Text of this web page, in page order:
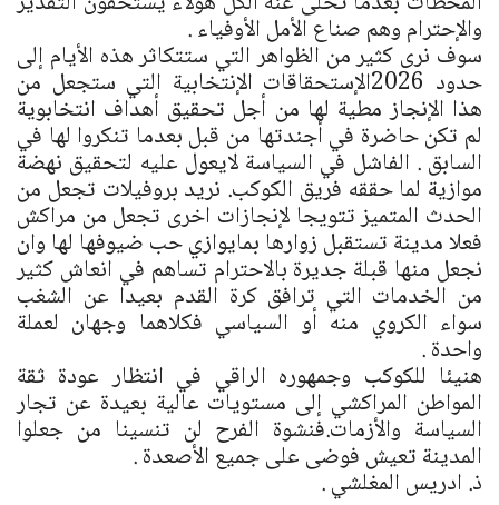
والإحترام وهم صناع الأمل الأوفياء .
سوف نرى كثير من الظواهر التي ستتكاثر هذه الأيام إلى
حدود 2026الإستحقاقات الإنتخابية التي ستجعل من
هذا الإنجاز مطية لها من أجل تحقيق أهداف انتخابوية
لم تكن حاضرة في أجندتها من قبل بعدما تنكروا لها في
السابق . الفاشل في السياسة لايعول عليه لتحقيق نهضة
موازية لما حققه فريق الكوكب. نريد بروفيلات تجعل من
الحدث المتميز تتويجا لإنجازات اخرى تجعل من مراكش
فعلا مدينة تستقبل زوارها بمايوازي حب ضيوفها لها وان
نجعل منها قبلة جديرة بالاحترام تساهم في انعاش كثير
من الخدمات التي ترافق كرة القدم بعيدا عن الشغب
سواء الكروي منه أو السياسي فكلاهما وجهان لعملة
واحدة .
هنيئا للكوكب وجمهوره الراقي في انتظار عودة ثقة
المواطن المراكشي إلى مستويات عالية بعيدة عن تجار
السياسة والأزمات.فنشوة الفرح لن تنسينا من جعلوا
المدينة تعيش فوضى على جميع الأصعدة .
ذ. ادريس المغلشي .